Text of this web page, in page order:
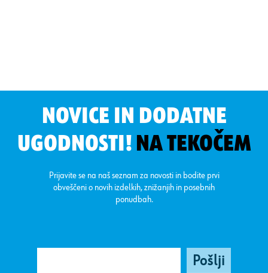
NOVICE IN DODATNE
UGODNOSTI! NA TEKOČEM
Prijavite se na naš seznam za novosti in bodite prvi
obveščeni o novih izdelkih, znižanjih in posebnih
ponudbah.